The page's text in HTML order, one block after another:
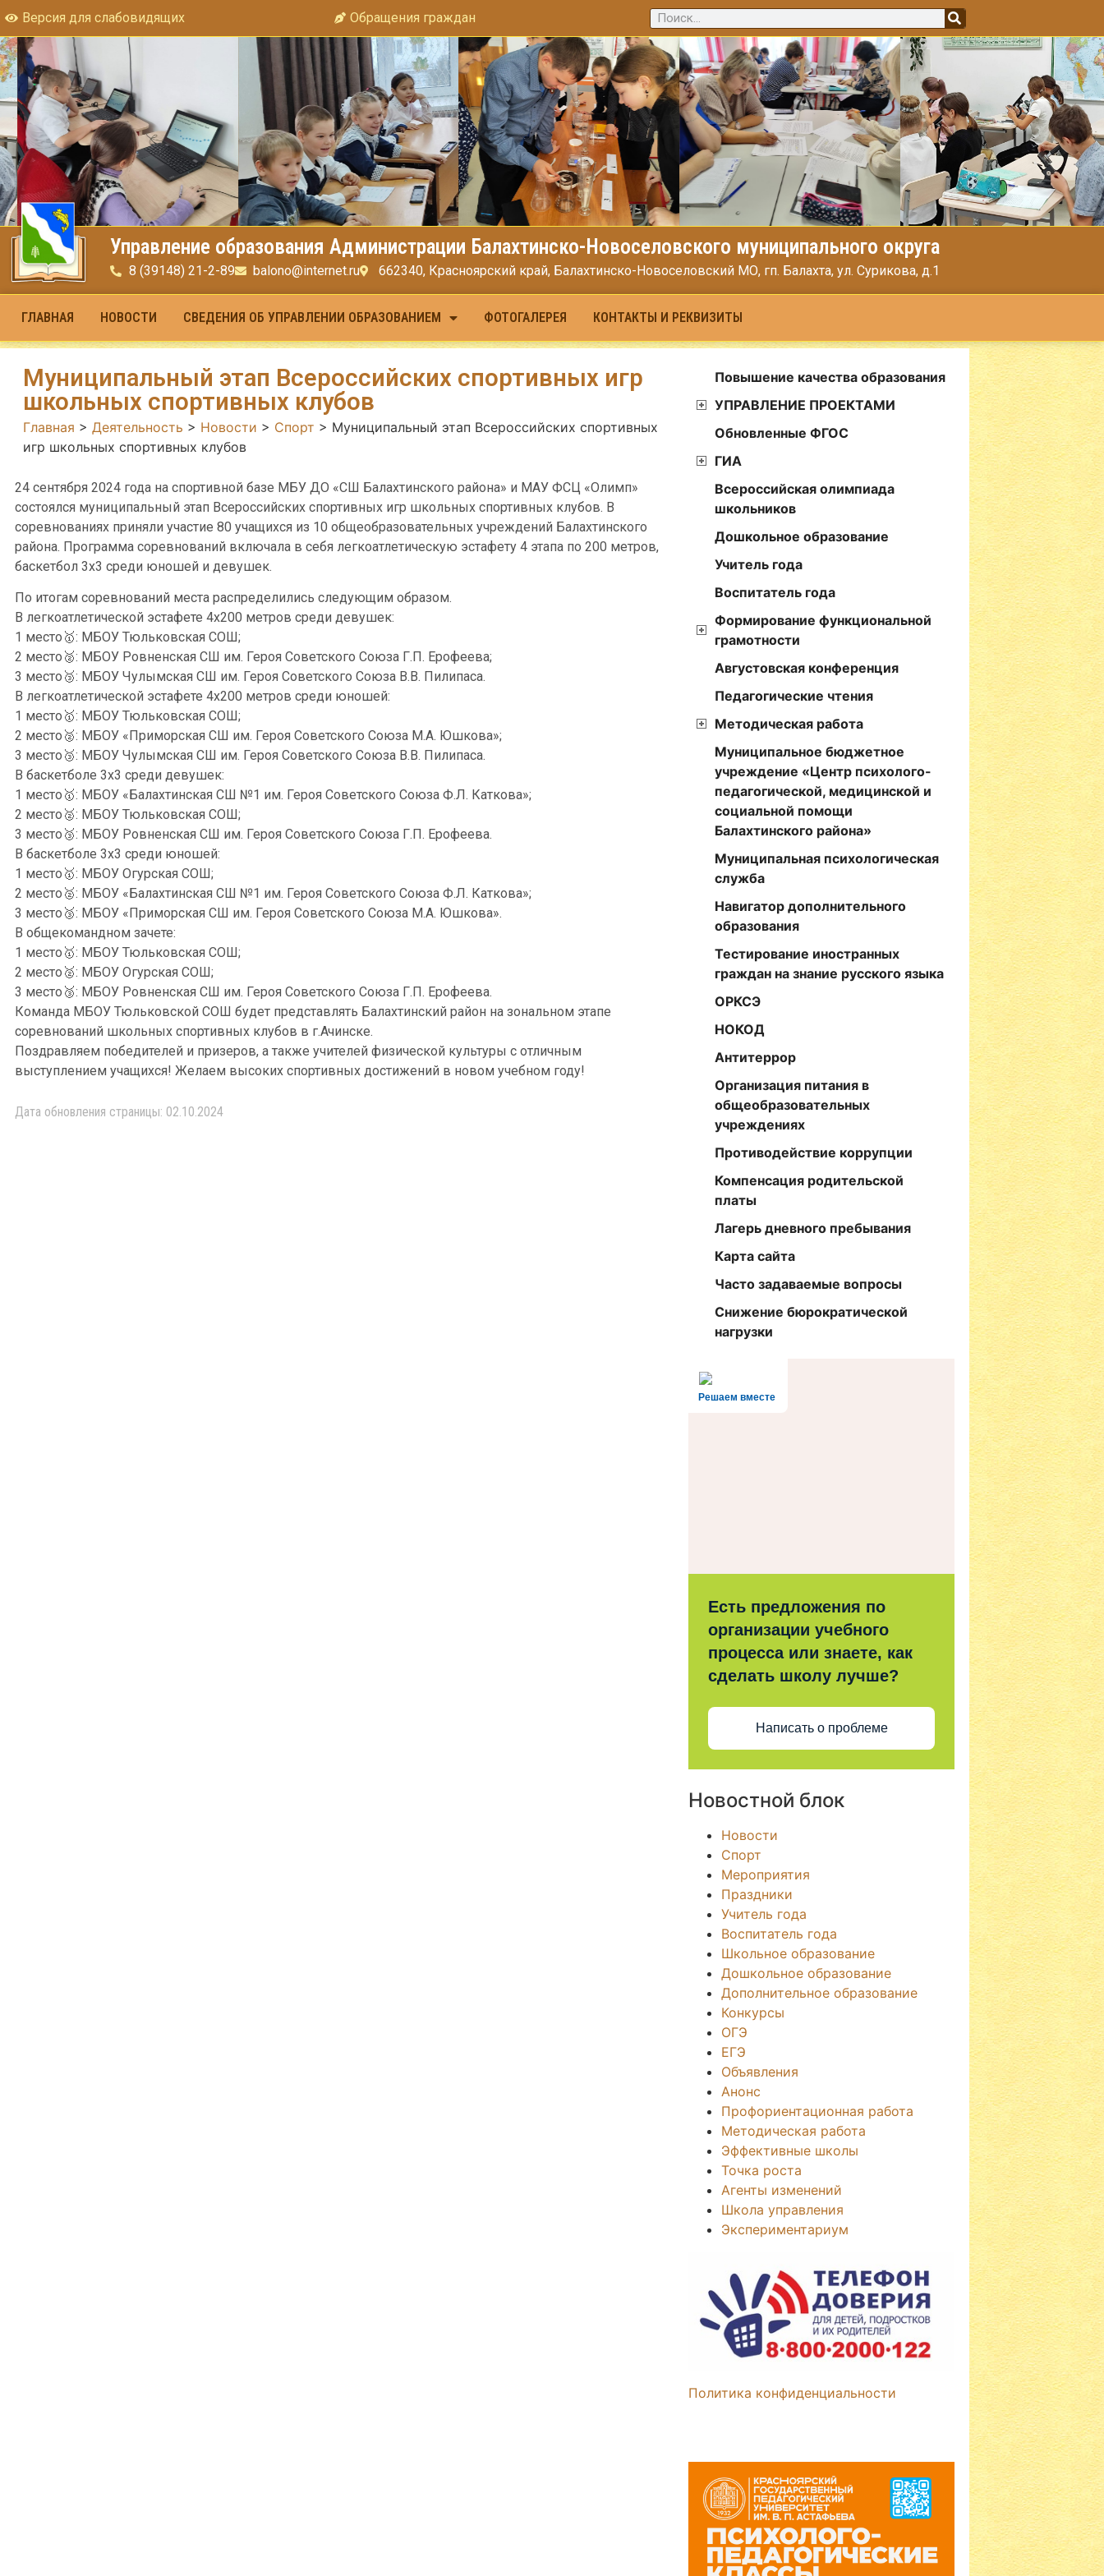
Версия для слабовидящих Обращения граждан
Управление образования Администрации Балахтинско-Новоселовского муниципального округа
8 (39148) 21-2-89 balono@internet.ru 662340, Красноярский край, Балахтинско-Новоселовский МО, гп. Балахта, ул. Сурикова, д.1
ГЛАВНАЯ НОВОСТИ СВЕДЕНИЯ ОБ УПРАВЛЕНИИ ОБРАЗОВАНИЕМ ФОТОГАЛЕРЕЯ КОНТАКТЫ И РЕКВИЗИТЫ
Муниципальный этап Всероссийских спортивных игр
школьных спортивных клубов
Главная > Деятельность > Новости > Спорт > Муниципальный этап Всероссийских спортивных
игр школьных спортивных клубов
24 сентября 2024 года на спортивной базе МБУ ДО «СШ Балахтинского района» и МАУ ФСЦ «Олимп»
состоялся муниципальный этап Всероссийских спортивных игр школьных спортивных клубов. В
соревнованиях приняли участие 80 учащихся из 10 общеобразовательных учреждений Балахтинского
района. Программа соревнований включала в себя легкоатлетическую эстафету 4 этапа по 200 метров,
баскетбол 3х3 среди юношей и девушек.
По итогам соревнований места распределились следующим образом.
В легкоатлетической эстафете 4х200 метров среди девушек:
1 место🥇: МБОУ Тюльковская СОШ;
2 место🥈: МБОУ Ровненская СШ им. Героя Советского Союза Г.П. Ерофеева;
3 место🥉: МБОУ Чулымская СШ им. Героя Советского Союза В.В. Пилипаса.
В легкоатлетической эстафете 4х200 метров среди юношей:
1 место🥇: МБОУ Тюльковская СОШ;
2 место🥈: МБОУ «Приморская СШ им. Героя Советского Союза М.А. Юшкова»;
3 место🥉: МБОУ Чулымская СШ им. Героя Советского Союза В.В. Пилипаса.
В баскетболе 3х3 среди девушек:
1 место🥇: МБОУ «Балахтинская СШ №1 им. Героя Советского Союза Ф.Л. Каткова»;
2 место🥈: МБОУ Тюльковская СОШ;
3 место🥉: МБОУ Ровненская СШ им. Героя Советского Союза Г.П. Ерофеева.
В баскетболе 3х3 среди юношей:
1 место🥇: МБОУ Огурская СОШ;
2 место🥈: МБОУ «Балахтинская СШ №1 им. Героя Советского Союза Ф.Л. Каткова»;
3 место🥉: МБОУ «Приморская СШ им. Героя Советского Союза М.А. Юшкова».
В общекомандном зачете:
1 место🥇: МБОУ Тюльковская СОШ;
2 место🥈: МБОУ Огурская СОШ;
3 место🥉: МБОУ Ровненская СШ им. Героя Советского Союза Г.П. Ерофеева.
Команда МБОУ Тюльковской СОШ будет представлять Балахтинский район на зональном этапе
соревнований школьных спортивных клубов в г.Ачинске.
Поздравляем победителей и призеров, а также учителей физической культуры с отличным
выступлением учащихся! Желаем высоких спортивных достижений в новом учебном году!
Дата обновления страницы: 02.10.2024
Повышение качества образования
УПРАВЛЕНИЕ ПРОЕКТАМИ
Обновленные ФГОС
ГИА
Всероссийская олимпиада
школьников
Дошкольное образование
Учитель года
Воспитатель года
Формирование функциональной
грамотности
Августовская конференция
Педагогические чтения
Методическая работа
Муниципальное бюджетное
учреждение «Центр психолого-
педагогической, медицинской и
социальной помощи
Балахтинского района»
Муниципальная психологическая
служба
Навигатор дополнительного
образования
Тестирование иностранных
граждан на знание русского языка
ОРКСЭ
НОКОД
Антитеррор
Организация питания в
общеобразовательных
учреждениях
Противодействие коррупции
Компенсация родительской
платы
Лагерь дневного пребывания
Карта сайта
Часто задаваемые вопросы
Снижение бюрократической
нагрузки
Решаем вместе
Есть предложения по
организации учебного
процесса или знаете, как
сделать школу лучше?
Написать о проблеме
Новостной блок
Новости
Спорт
Мероприятия
Праздники
Учитель года
Воспитатель года
Школьное образование
Дошкольное образование
Дополнительное образование
Конкурсы
ОГЭ
ЕГЭ
Объявления
Анонс
Профориентационная работа
Методическая работа
Эффективные школы
Точка роста
Агенты изменений
Школа управления
Экспериментариум
Политика конфиденциальности